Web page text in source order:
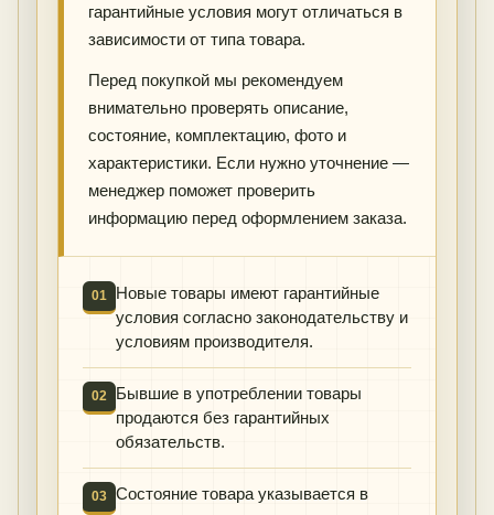
гарантийные условия могут отличаться в
зависимости от типа товара.
Перед покупкой мы рекомендуем
внимательно проверять описание,
состояние, комплектацию, фото и
характеристики. Если нужно уточнение —
менеджер поможет проверить
информацию перед оформлением заказа.
01
Новые товары имеют гарантийные
условия согласно законодательству и
условиям производителя.
02
Бывшие в употреблении товары
продаются без гарантийных
обязательств.
03 Состояние товара указывается в